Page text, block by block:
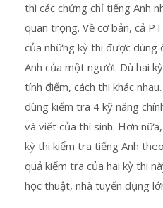
thì các chứng chỉ tiếng Anh
quan trọng. Về cơ bản, cả
của những kỳ thi được dùng
Anh của một người. Dù hai
tính điểm, cách thi khác
dùng kiểm tra 4 kỹ năng
và viết của thí sinh. Hơn
kỳ thi kiểm tra tiếng Anh
quả kiểm tra của hai kỳ thi
học thuật, nhà tuyển dụng